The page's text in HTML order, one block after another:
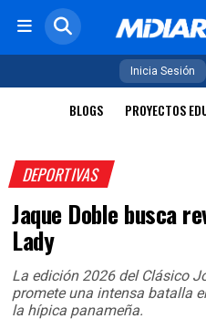
Inicia Sesión
BLOGS PROYECTOS
DEPORTIVAS
Jaque Doble busca
Lady
La edición 2026 del Clásico
promete una intensa batalla
la hípica panameña.